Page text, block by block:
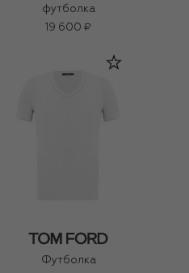
футболка
19 600 ₽
Футболка